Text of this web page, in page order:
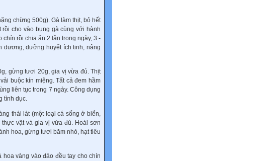
chừng 500g). Gà làm thịt, bỏ hết
cho vào bụng gà cùng với hành
rồi chia ăn 2 lần trong ngày, 3 -
dương, dưỡng huyết ích tinh, nâng
gừng tươi 20g, gia vị vừa đủ. Thịt
buộc kín miệng. Tất cả đem hầm
liên tục trong 7 ngày. Công dụng
tình dục.
thái lát (một loại cá sống ở biển,
vật và gia vị vừa đủ. Hoài sơn
hoa, gừng tươi băm nhỏ, hạt tiêu
vàng vào đảo đều tay cho chín